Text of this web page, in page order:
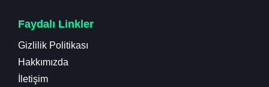
Faydalı Linkler
Gizlilik Politikası
Hakkımızda
İletişim